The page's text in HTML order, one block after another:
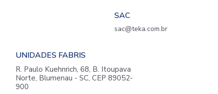
SAC
sac@teka.com.br
UNIDADES FABRIS
R. Paulo Kuehnrich, 68, B. Itoupava
Norte, Blumenau - SC, CEP 89052-
900